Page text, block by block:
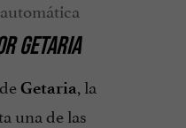
GETARIA
Getaria, la
una de las